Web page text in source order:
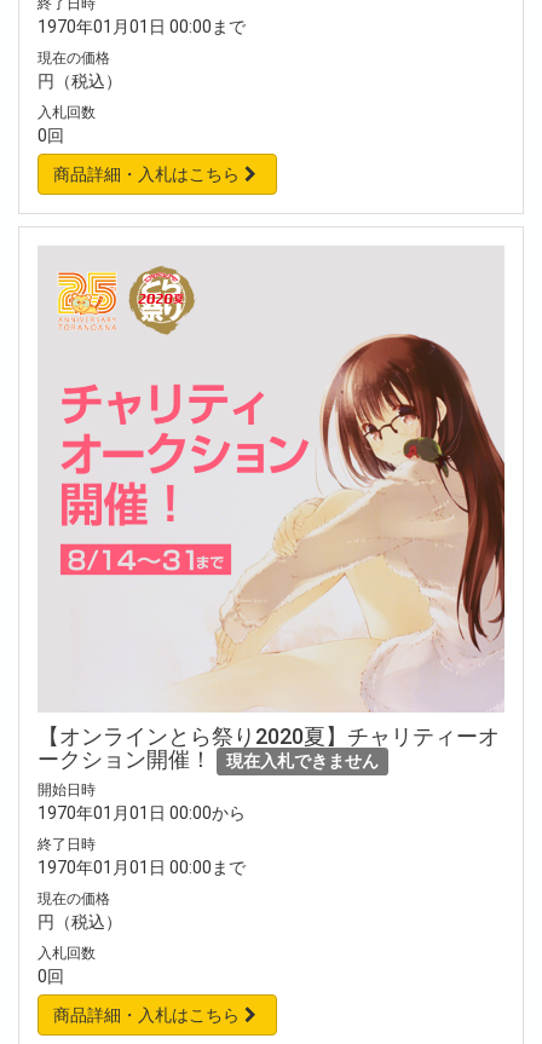
1970年01月01日 00:00まで
現在の価格
円（税込）
入札回数
0回
商品詳細・入札はこちら
【オンラインとら祭り2020夏】チャリティーオ
ークション開催！
現在入札できません
開始日時
1970年01月01日 00:00から
終了日時
1970年01月01日 00:00まで
現在の価格
円（税込）
入札回数
0回
商品詳細・入札はこちら